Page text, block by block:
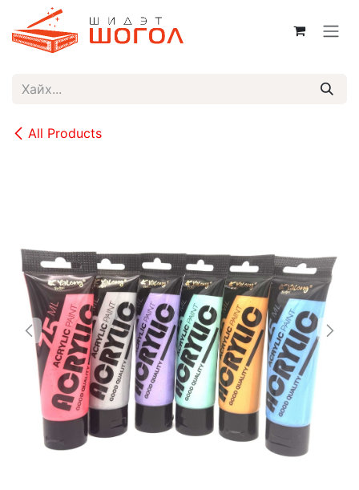
Skip to Content
All Products